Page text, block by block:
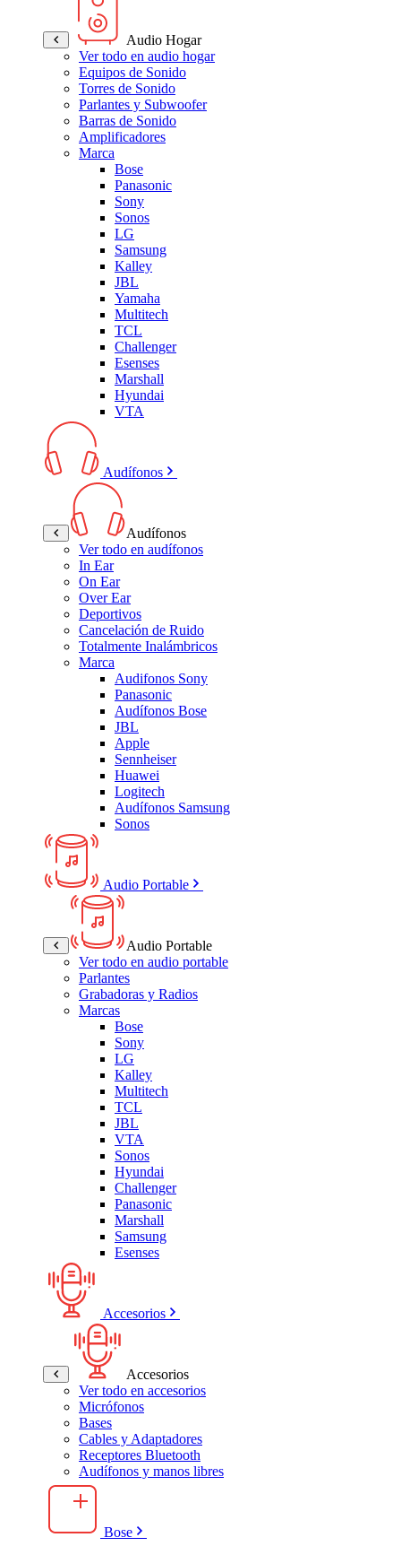
Audio Hogar
Ver todo en audio hogar
Equipos de Sonido
Torres de Sonido
Parlantes y Subwoofer
Barras de Sonido
Amplificadores
Marca
Bose
Panasonic
Sony
Sonos
LG
Samsung
Kalley
JBL
Yamaha
Multitech
TCL
Challenger
Esenses
Marshall
Hyundai
VTA
Audífonos
Audífonos
Ver todo en audífonos
In Ear
On Ear
Over Ear
Deportivos
Cancelación de Ruido
Totalmente Inalámbricos
Marca
Audifonos Sony
Panasonic
Audífonos Bose
JBL
Apple
Sennheiser
Huawei
Logitech
Audífonos Samsung
Sonos
Audio Portable
Audio Portable
Ver todo en audio portable
Parlantes
Grabadoras y Radios
Marcas
Bose
Sony
LG
Kalley
Multitech
TCL
JBL
VTA
Sonos
Hyundai
Challenger
Panasonic
Marshall
Samsung
Esenses
Accesorios
Accesorios
Ver todo en accesorios
Micrófonos
Bases
Cables y Adaptadores
Receptores Bluetooth
Audífonos y manos libres
Bose